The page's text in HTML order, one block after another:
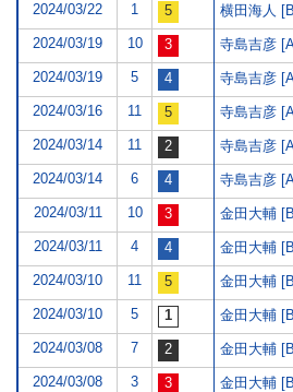
2024/03/22 1 横田海人
2024/03/19 10 寺島吉彦
2024/03/19 5 寺島吉彦
2024/03/16 11 寺島吉彦
2024/03/14 11 寺島吉彦
2024/03/14 6 寺島吉彦
2024/03/11 10 金田大輔
2024/03/11 4 金田大輔
2024/03/10 11 金田大輔
2024/03/10 5 金田大輔
2024/03/08 7 金田大輔
2024/03/08 3 金田大輔